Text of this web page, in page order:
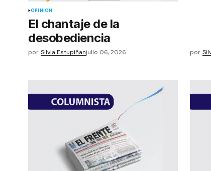
OPINIÓN
El chantaje de la
desobediencia
por Silvia Estupiñanjulio 06, 2026 por